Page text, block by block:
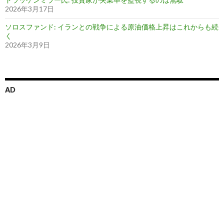
2026年3月17日
ソロスファンド: イランとの戦争による原油価格上昇はこれからも続
く
2026年3月9日
AD